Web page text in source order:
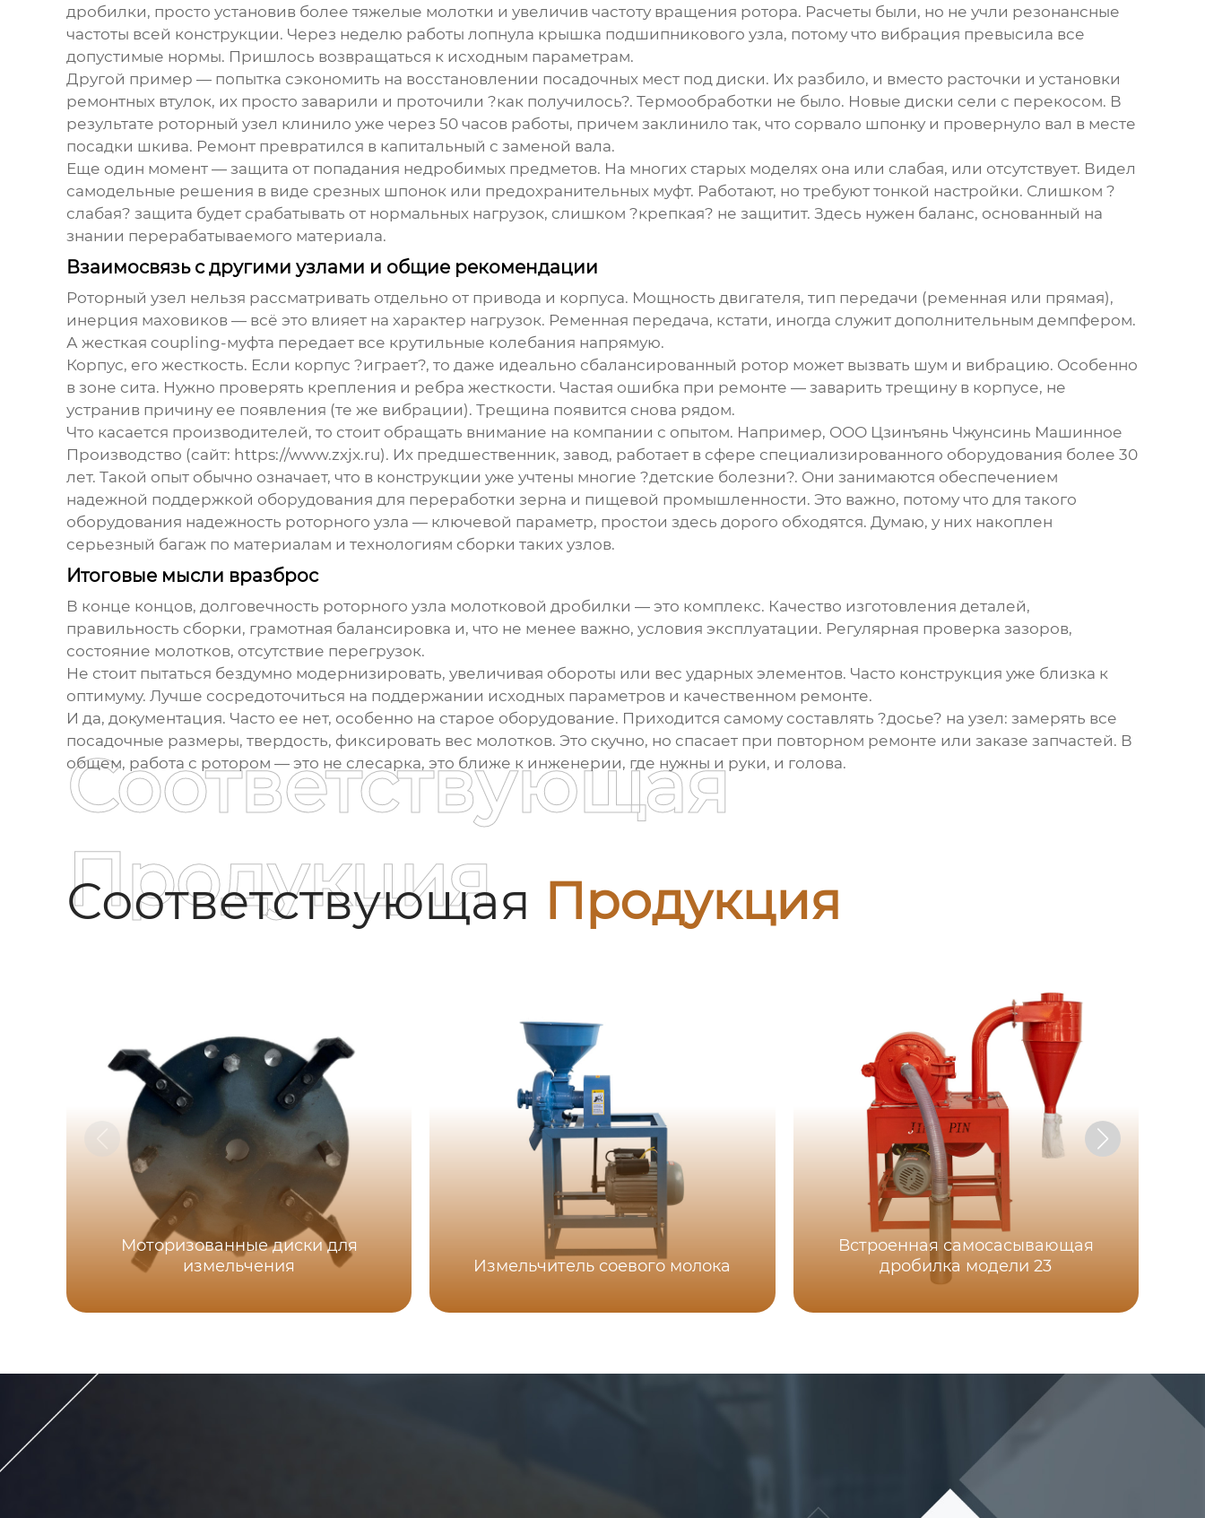
дробилки, просто установив более тяжелые молотки и увеличив частоту вращения ротора. Расчеты были, но не учли резонансные
частоты всей конструкции. Через неделю работы лопнула крышка подшипникового узла, потому что вибрация превысила все
допустимые нормы. Пришлось возвращаться к исходным параметрам.
Другой пример — попытка сэкономить на восстановлении посадочных мест под диски. Их разбило, и вместо расточки и установки
ремонтных втулок, их просто заварили и проточили ?как получилось?. Термообработки не было. Новые диски сели с перекосом. В
результате роторный узел клинило уже через 50 часов работы, причем заклинило так, что сорвало шпонку и провернуло вал в месте
посадки шкива. Ремонт превратился в капитальный с заменой вала.
Еще один момент — защита от попадания недробимых предметов. На многих старых моделях она или слабая, или отсутствует. Видел
самодельные решения в виде срезных шпонок или предохранительных муфт. Работают, но требуют тонкой настройки. Слишком ?
слабая? защита будет срабатывать от нормальных нагрузок, слишком ?крепкая? не защитит. Здесь нужен баланс, основанный на
знании перерабатываемого материала.
Взаимосвязь с другими узлами и общие рекомендации
Роторный узел нельзя рассматривать отдельно от привода и корпуса. Мощность двигателя, тип передачи (ременная или прямая),
инерция маховиков — всё это влияет на характер нагрузок. Ременная передача, кстати, иногда служит дополнительным демпфером.
А жесткая coupling-муфта передает все крутильные колебания напрямую.
Корпус, его жесткость. Если корпус ?играет?, то даже идеально сбалансированный ротор может вызвать шум и вибрацию. Особенно
в зоне сита. Нужно проверять крепления и ребра жесткости. Частая ошибка при ремонте — заварить трещину в корпусе, не
устранив причину ее появления (те же вибрации). Трещина появится снова рядом.
Что касается производителей, то стоит обращать внимание на компании с опытом. Например, ООО Цзинъянь Чжунсинь Машинное
Производство (сайт: https://www.zxjx.ru). Их предшественник, завод, работает в сфере специализированного оборудования более 30
лет. Такой опыт обычно означает, что в конструкции уже учтены многие ?детские болезни?. Они занимаются обеспечением
надежной поддержкой оборудования для переработки зерна и пищевой промышленности. Это важно, потому что для такого
оборудования надежность роторного узла — ключевой параметр, простои здесь дорого обходятся. Думаю, у них накоплен
серьезный багаж по материалам и технологиям сборки таких узлов.
Итоговые мысли вразброс
В конце концов, долговечность роторного узла молотковой дробилки — это комплекс. Качество изготовления деталей,
правильность сборки, грамотная балансировка и, что не менее важно, условия эксплуатации. Регулярная проверка зазоров,
состояние молотков, отсутствие перегрузок.
Не стоит пытаться бездумно модернизировать, увеличивая обороты или вес ударных элементов. Часто конструкция уже близка к
оптимуму. Лучше сосредоточиться на поддержании исходных параметров и качественном ремонте.
И да, документация. Часто ее нет, особенно на старое оборудование. Приходится самому составлять ?досье? на узел: замерять все
посадочные размеры, твердость, фиксировать вес молотков. Это скучно, но спасает при повторном ремонте или заказе запчастей. В
общем, работа с ротором — это не слесарка, это ближе к инженерии, где нужны и руки, и голова.
Соответствующая Продукция
Соответствующая
Продукция
Моторизованные диски для
измельчения
Измельчитель соевого молока
Встроенная самоcасывающая
дробилка модели 23